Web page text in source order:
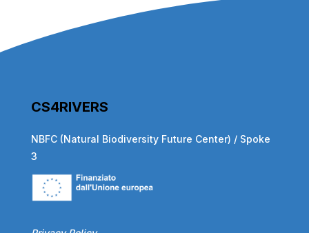
CS4RIVERS
NBFC (Natural Biodiversity Future Center) / Spoke
3